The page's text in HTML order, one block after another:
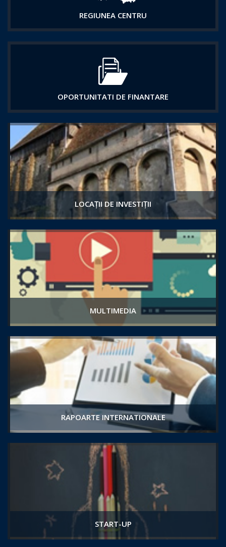
REGIUNEA CENTRU
OPORTUNITATI DE FINANTARE
LOCAȚII DE INVESTIȚII
MULTIMEDIA
RAPOARTE INTERNATIONALE
START-UP